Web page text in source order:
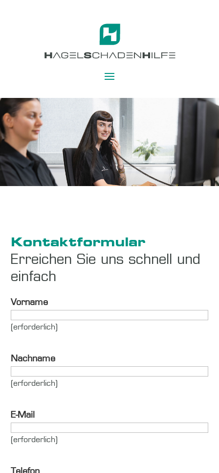
Kontaktformular
Erreichen Sie uns schnell und
einfach
Vorname
(erforderlich)
Nachname
(erforderlich)
E-Mail
(erforderlich)